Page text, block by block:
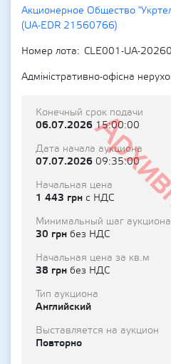
Акционерное Общество
(UA-EDR 21560766)
Номер лота
CLE001-UA-
Адміністративно-офісна
Конечный срок подачи
06.07.202615:00:00
Дата начала аукциона
07.07.2026 09:35:00
Начальная цена
1 443 грн с НДС
Минимальный шаг аукциона
30 грн без НДС
Начальная цена за кв.м
38 грн без НДС
Тип аукциона
Английский
Выставляется на аукцион
Повторно